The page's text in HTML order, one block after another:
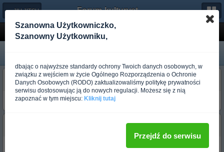
← JIU JITSU Forum-kulturystyka.pl
Czym sie rozni modern jj od tradycyjnego?
budo_take
Ponad rok temu
Proszeo odpowiedz
Szanowna Użytkowniczko,
Szanowny Użytkowniku,
dbając o najwyższe standardy ochrony Twoich danych osobowych, w
związku z wejściem w życie Ogólnego Rozporządzenia o Ochronie
Danych Osobowych (RODO) zaktualizowaliśmy politykę prywatności
serwisu dostosowując ją do nowych regulacji. Możesz się z nią
zapoznać w tym miejscu: Kliknij tutaj
Przejdź do serwisu